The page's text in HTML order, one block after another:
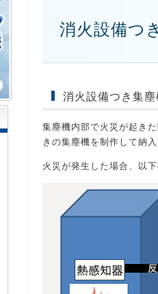
消火設備つ
消火設備つき集塵
集塵機内部で火災が起き
きの集塵機を制作して納
火災が発生した場合、以